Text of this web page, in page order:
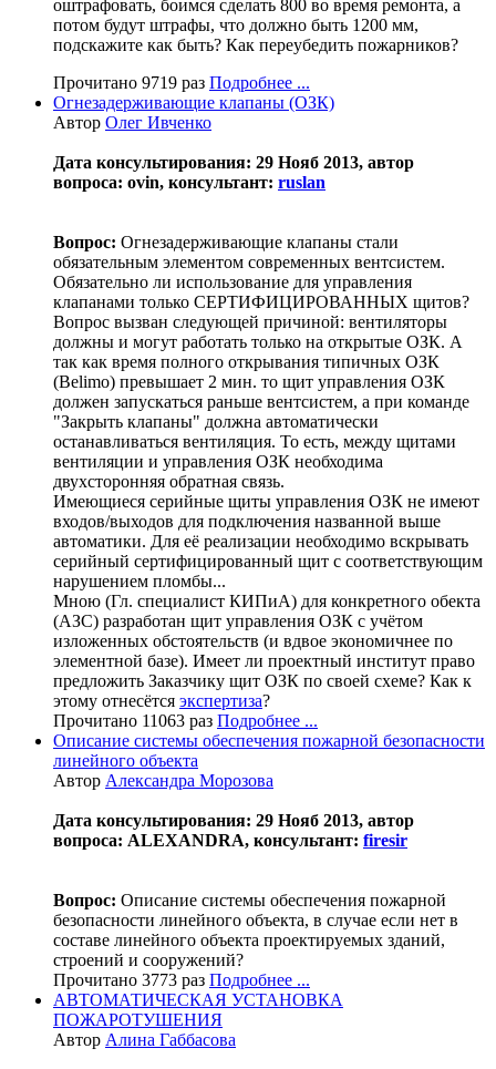
оштрафовать, боимся сделать 800 во время ремонта, а
потом будут штрафы, что должно быть 1200 мм,
подскажите как быть? Как переубедить пожарников?
Прочитано 9719 раз Подробнее ...
Огнезадерживающие клапаны (ОЗК)
Автор Олег Ивченко
Дата консультирования: 29 Нояб 2013, автор
вопроса: ovin, консультант: ruslan
Вопрос: Огнезадерживающие клапаны стали
обязательным элементом современных вентсистем.
Обязательно ли использование для управления
клапанами только СЕРТИФИЦИРОВАННЫХ щитов?
Вопрос вызван следующей причиной: вентиляторы
должны и могут работать только на открытые ОЗК. А
так как время полного открывания типичных ОЗК
(Belimo) превышает 2 мин. то щит управления ОЗК
должен запускаться раньше вентсистем, а при команде
"Закрыть клапаны" должна автоматически
останавливаться вентиляция. То есть, между щитами
вентиляции и управления ОЗК необходима
двухсторонняя обратная связь.
Имеющиеся серийные щиты управления ОЗК не имеют
входов/выходов для подключения названной выше
автоматики. Для её реализации необходимо вскрывать
серийный сертифицированный щит с соответствующим
нарушением пломбы...
Мною (Гл. специалист КИПиА) для конкретного обекта
(АЗС) разработан щит управления ОЗК с учётом
изложенных обстоятельств (и вдвое экономичнее по
элементной базе). Имеет ли проектный институт право
предложить Заказчику щит ОЗК по своей схеме? Как к
этому отнесётся экспертиза?
Прочитано 11063 раз Подробнее ...
Описание системы обеспечения пожарной безопасности
линейного объекта
Автор Александра Морозова
Дата консультирования: 29 Нояб 2013, автор
вопроса: ALEXANDRA, консультант: firesir
Вопрос: Описание системы обеспечения пожарной
безопасности линейного объекта, в случае если нет в
составе линейного объекта проектируемых зданий,
строений и сооружений?
Прочитано 3773 раз Подробнее ...
АВТОМАТИЧЕСКАЯ УСТАНОВКА
ПОЖАРОТУШЕНИЯ
Автор Алина Габбасова